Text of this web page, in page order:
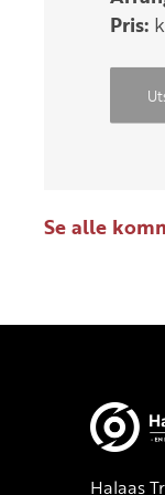
Pris:
Se alle
Halaas